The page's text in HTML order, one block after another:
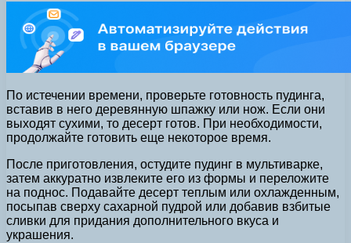
По истечении времени, проверьте готовность пудинга,
вставив в него деревянную шпажку или нож. Если они
выходят сухими, то десерт готов. При необходимости,
продолжайте готовить еще некоторое время.
После приготовления, остудите пудинг в мультиварке,
затем аккуратно извлеките его из формы и переложите
на поднос. Подавайте десерт теплым или охлажденным,
посыпав сверху сахарной пудрой или добавив взбитые
сливки для придания дополнительного вкуса и
украшения.